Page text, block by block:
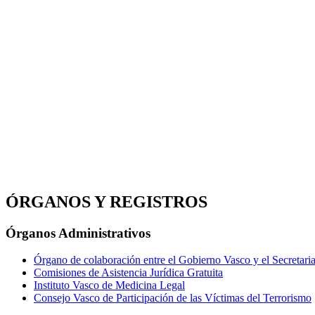
ÓRGANOS Y REGISTROS
Órganos Administrativos
Órgano de colaboración entre el Gobierno Vasco y el
Comisiones de Asistencia Jurídica Gratuita
Instituto Vasco de Medicina Legal
Consejo Vasco de Participación de las Víctimas del Terrorismo